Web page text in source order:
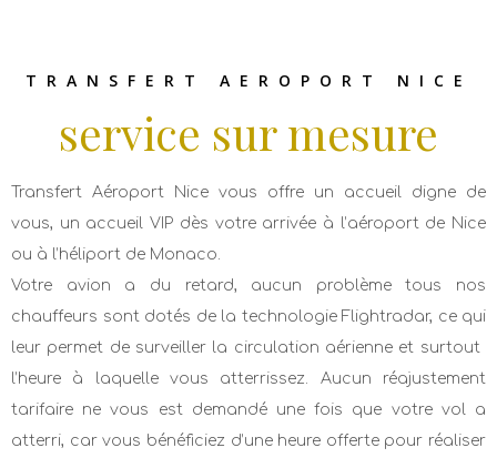
TRANSFERT AEROPORT NICE
service sur mesure
Transfert Aéroport Nice vous offre un accueil digne de
vous, un accueil VIP dès votre arrivée à l’aéroport de Nice
ou à l’héliport de Monaco.
Votre avion a du retard, aucun problème tous nos
chauffeurs sont dotés de la technologie Flightradar, ce qui
leur permet de surveiller la circulation aérienne ​et surtout ​
l’heure à laquelle vous atterrissez. ​Aucun réajustement
tarifaire ne vous est demandé une fois que votre vol a
atterri, car vous bénéficiez d’une heure offerte pour réaliser